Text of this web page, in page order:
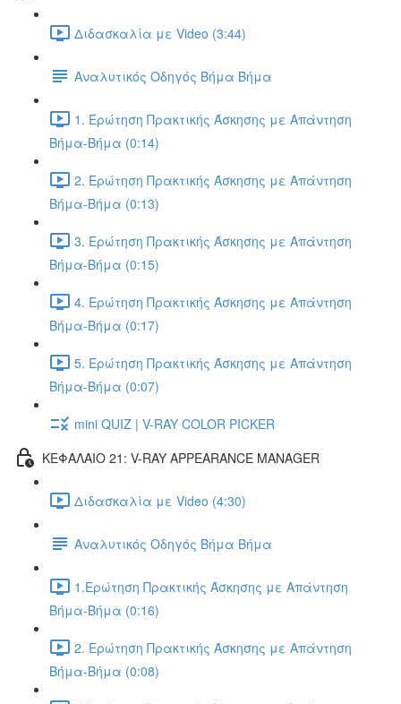
Διδασκαλία με Video (3:44)
Αναλυτικός Οδηγός Βήμα Βήμα
1. Ερώτηση Πρακτικής Άσκησης με Απάντηση
Βήμα-Βήμα (0:14)
2. Ερώτηση Πρακτικής Άσκησης με Απάντηση
Βήμα-Βήμα (0:13)
3. Ερώτηση Πρακτικής Άσκησης με Απάντηση
Βήμα-Βήμα (0:15)
4. Ερώτηση Πρακτικής Άσκησης με Απάντηση
Βήμα-Βήμα (0:17)
5. Ερώτηση Πρακτικής Άσκησης με Απάντηση
Βήμα-Βήμα (0:07)
mini QUIZ | V-RAY COLOR PICKER
ΚΕΦΑΛΑΙΟ 21: V-RAY APPEARANCE MANAGER
Διδασκαλία με Video (4:30)
Αναλυτικός Οδηγός Βήμα Βήμα
1.Ερώτηση Πρακτικής Άσκησης με Απάντηση
Βήμα-Βήμα (0:16)
2. Ερώτηση Πρακτικής Άσκησης με Απάντηση
Βήμα-Βήμα (0:08)